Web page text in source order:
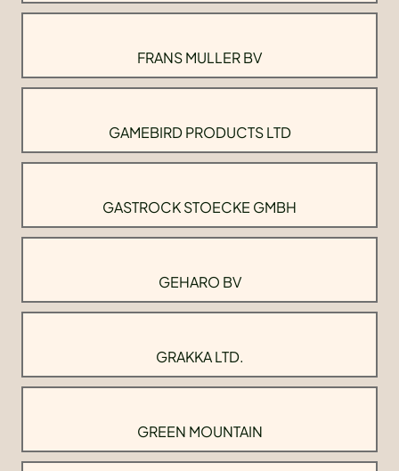
FRANS MULLER BV
GAMEBIRD PRODUCTS LTD
GASTROCK STOECKE GMBH
GEHARO BV
GRAKKA LTD.
GREEN MOUNTAIN